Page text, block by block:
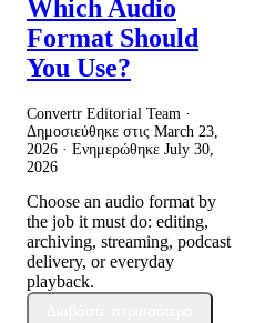
Which Audio
Format Should
You Use?
Convertr Editorial Team ·
Δημοσιεύθηκε στις March 23,
2026 · Ενημερώθηκε July 30,
2026
Choose an audio format by
the job it must do: editing,
archiving, streaming, podcast
delivery, or everyday
playback.